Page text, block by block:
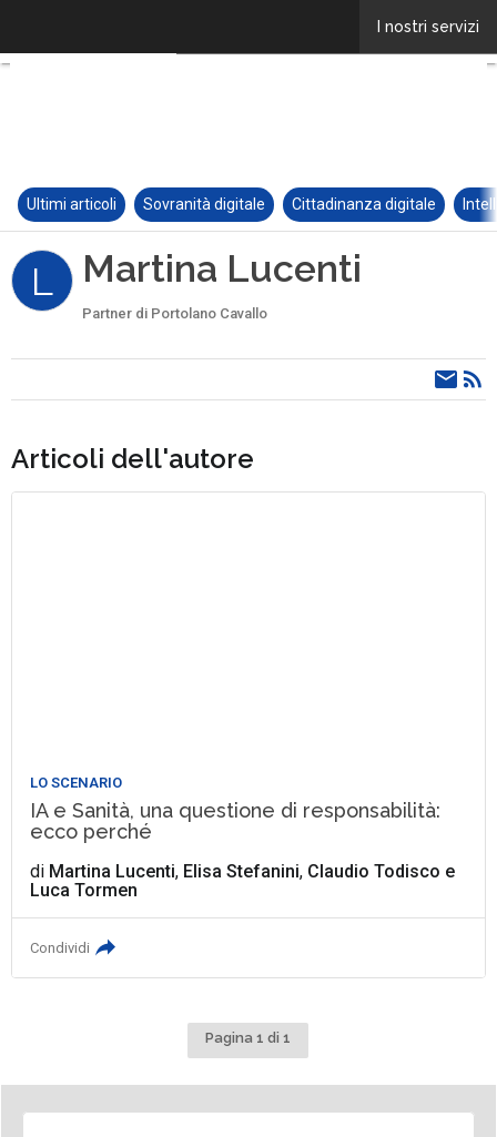
Ultimi articoli Sovranità digitale Cittadinanza digitale
L Martina Lucenti
Partner di Portolano Cavallo
Articoli dell'autore
LO SCENARIO
IA e Sanità, una questione di responsabilità:
ecco perché
di Martina Lucenti, Elisa Stefanini, Claudio Todisco e
Luca Tormen
Condividi
Pagina 1 di 1